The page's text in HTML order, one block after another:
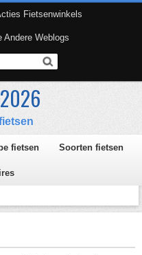
Fietsenwinkels
Weblogs
fietsen Soorten fietsen